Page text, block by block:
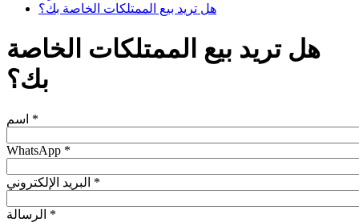
هل تريد بيع الممتلكات الخاصة بك؟
هل تريد بيع الممتلكات الخاصة
بك؟
*
WhatsApp *
*
*